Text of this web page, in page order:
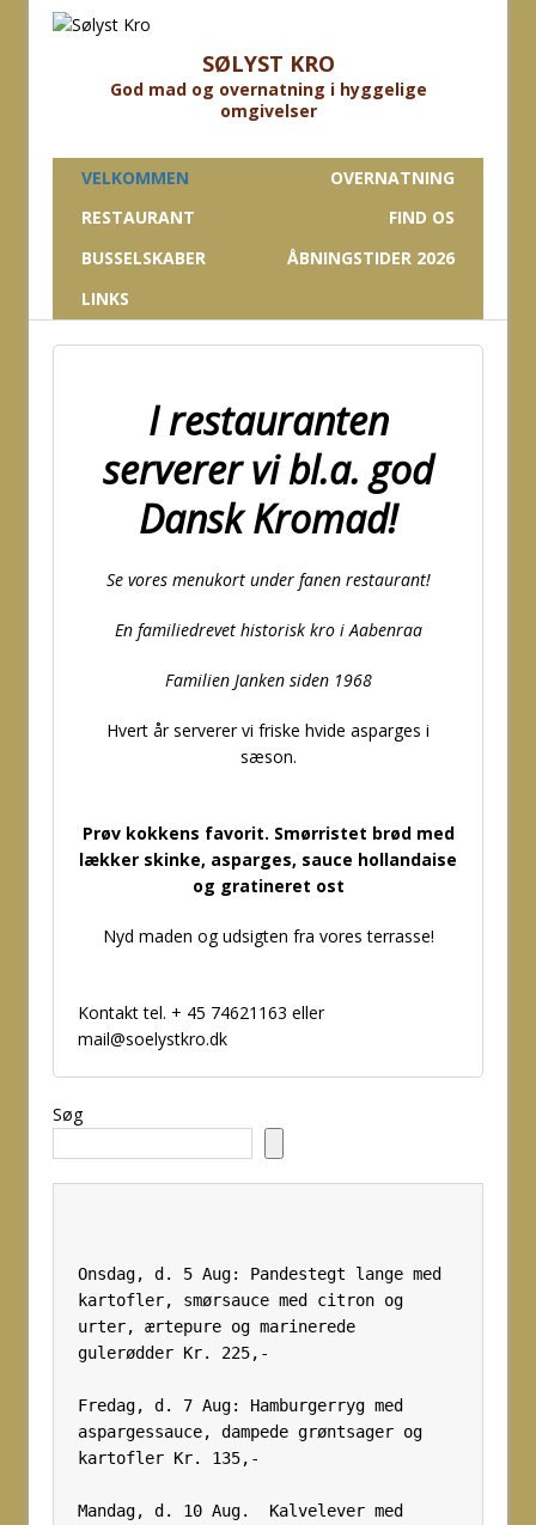
SØLYST KRO
God mad og overnatning i hyggelige
omgivelser
VELKOMMEN
OVERNATNING
RESTAURANT
FIND OS
BUSSELSKABER
ÅBNINGSTIDER 2026
LINKS
I restauranten
serverer vi bl.a. god
Dansk Kromad!
Se vores menukort under fanen restaurant!
En familiedrevet historisk kro i Aabenraa
Familien Janken siden 1968
Hvert år serverer vi friske hvide asparges i
sæson.
Prøv kokkens favorit. Smørristet brød med
lækker skinke, asparges, sauce hollandaise
og gratineret ost
Nyd maden og udsigten fra vores terrasse!
Kontakt tel. + 45 74621163 eller
mail@soelystkro.dk
Søg
Onsdag, d. 5 Aug: Pandestegt lange med
kartofler, smørsauce med citron og
urter, ærtepure og marinerede
gulerødder Kr. 225,-
Fredag, d. 7 Aug: Hamburgerryg med
aspargessauce, dampede grøntsager og
kartofler Kr. 135,-
Mandag, d. 10 Aug.  Kalvelever med